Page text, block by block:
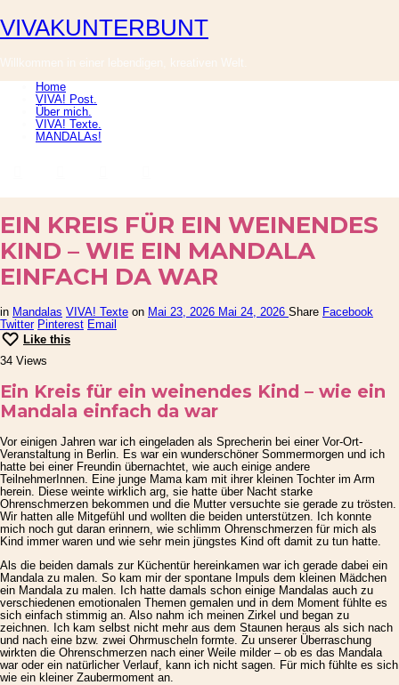
VIVAKUNTERBUNT
VIVAKUNTERBUNT
Willkommen in einer lebendigen, kreativen Welt.
Home
VIVA! Post.
Über mich.
VIVA! Texte.
MANDALAs!
EIN KREIS FÜR EIN WEINENDES
KIND – WIE EIN MANDALA
EINFACH DA WAR
in Mandalas VIVA! Texte on Mai 23, 2026 Mai 24, 2026 Share Facebook
Twitter Pinterest Email
Like this
34 Views
Ein Kreis für ein weinendes Kind – wie ein
Mandala einfach da war
Vor einigen Jahren war ich eingeladen als Sprecherin bei einer Vor-Ort-
Veranstaltung in Berlin. Es war ein wunderschöner Sommermorgen und ich
hatte bei einer Freundin übernachtet, wie auch einige andere
TeilnehmerInnen. Eine junge Mama kam mit ihrer kleinen Tochter im Arm
herein. Diese weinte wirklich arg, sie hatte über Nacht starke
Ohrenschmerzen bekommen und die Mutter versuchte sie gerade zu trösten.
Wir hatten alle Mitgefühl und wollten die beiden unterstützen. Ich konnte
mich noch gut daran erinnern, wie schlimm Ohrenschmerzen für mich als
Kind immer waren und wie sehr mein jüngstes Kind oft damit zu tun hatte.
Als die beiden damals zur Küchentür hereinkamen war ich gerade dabei ein
Mandala zu malen. So kam mir der spontane Impuls dem kleinen Mädchen
ein Mandala zu malen. Ich hatte damals schon einige Mandalas auch zu
verschiedenen emotionalen Themen gemalen und in dem Moment fühlte es
sich einfach stimmig an. Also nahm ich meinen Zirkel und began zu
zeichnen. Ich kam selbst nicht mehr aus dem Staunen heraus als sich nach
und nach eine bzw. zwei Ohrmuscheln formte. Zu unserer Überraschung
wirkten die Ohrenschmerzen nach einer Weile milder – ob es das Mandala
war oder ein natürlicher Verlauf, kann ich nicht sagen. Für mich fühlte es sich
wie ein kleiner Zaubermoment an.